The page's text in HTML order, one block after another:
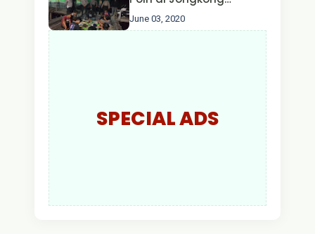
Himbau Masyarakat
Jangan Kumpul Hinga
June 03, 2020
SPECIAL ADS